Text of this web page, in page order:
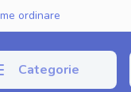
ordinare
Categorie